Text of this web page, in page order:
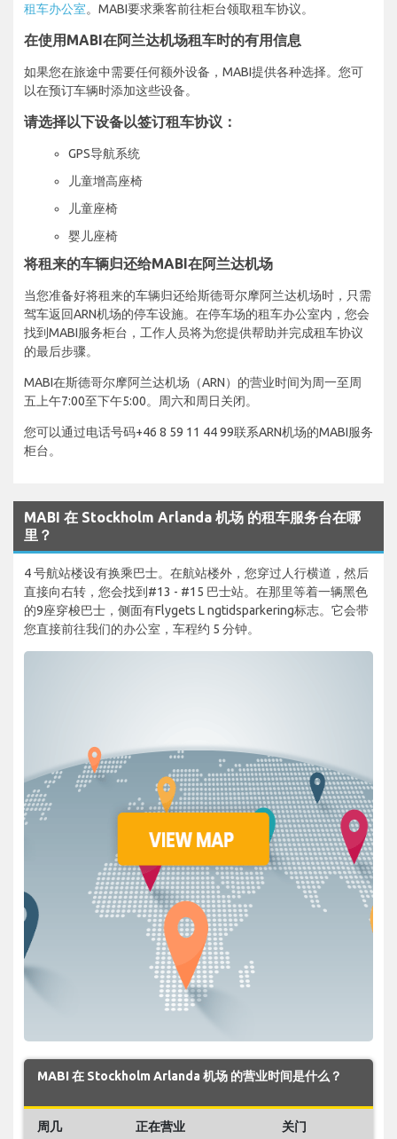
租车办公室。MABI要求乘客前往柜台领取租车协议。
在使用MABI在阿兰达机场租车时的有用信息
如果您在旅途中需要任何额外设备，MABI提供各种选择。您可
以在预订车辆时添加这些设备。
请选择以下设备以签订租车协议：
GPS导航系统
儿童增高座椅
儿童座椅
婴儿座椅
将租来的车辆归还给MABI在阿兰达机场
当您准备好将租来的车辆归还给斯德哥尔摩阿兰达机场时，只需
驾车返回ARN机场的停车设施。在停车场的租车办公室内，您会
找到MABI服务柜台，工作人员将为您提供帮助并完成租车协议
的最后步骤。
MABI在斯德哥尔摩阿兰达机场（ARN）的营业时间为周一至周
五上午7:00至下午5:00。周六和周日关闭。
您可以通过电话号码+46 8 59 11 44 99联系ARN机场的MABI服务
柜台。
MABI 在 Stockholm Arlanda 机场 的租车服务台在哪
里？
4 号航站楼设有换乘巴士。在航站楼外，您穿过人行横道，然后
直接向右转，您会找到#13 - #15 巴士站。在那里等着一辆黑色
的9座穿梭巴士，侧面有Flygets L ngtidsparkering标志。它会带
您直接前往我们的办公室，车程约 5 分钟。
MABI 在 Stockholm Arlanda 机场 的营业时间是什么？
周几 正在营业 关门